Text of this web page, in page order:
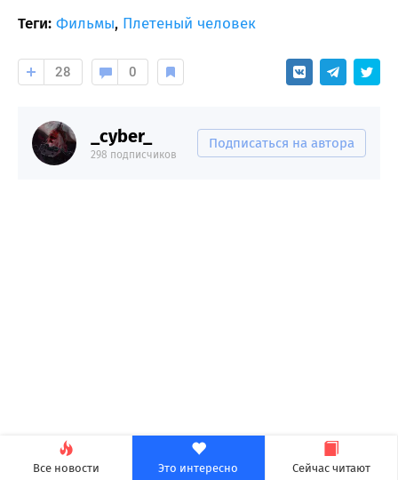
Все новости Это интересно Сейчас читают
Теги: Фильмы, Плетеный человек
28 0
_cyber_
298 подписчиков
Подписаться на автора